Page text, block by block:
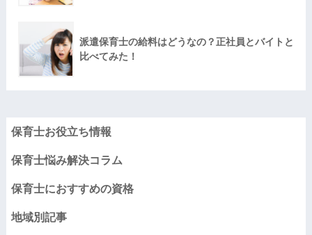
派遣保育士の給料はどうなの？正社員とバイトと
比べてみた！
保育士お役立ち情報
保育士悩み解決コラム
保育士におすすめの資格
地域別記事